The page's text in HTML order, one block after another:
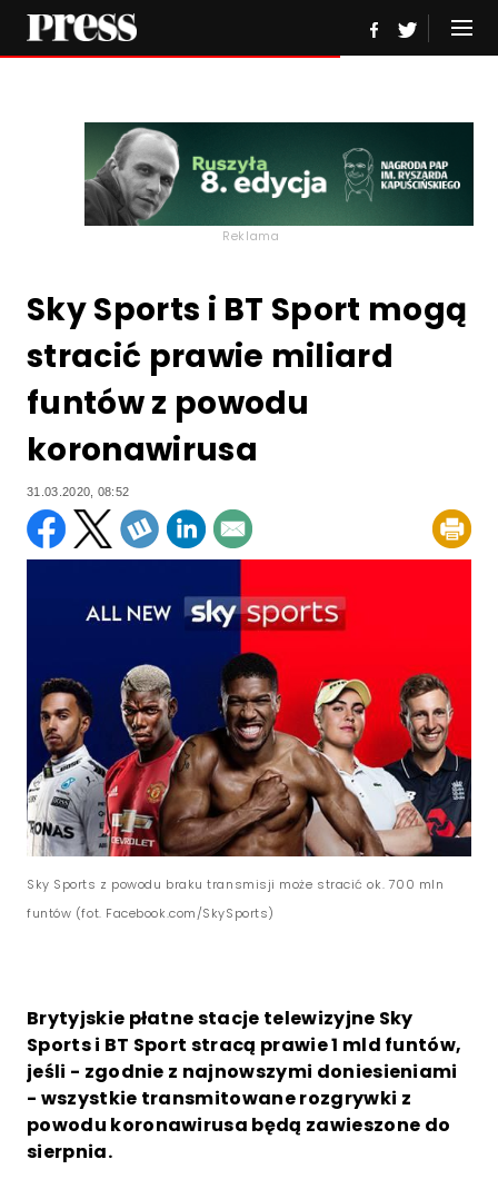
Reklama
Sky Sports i BT Sport mogą
stracić prawie miliard
funtów z powodu
koronawirusa
31.03.2020, 08:52
Sky Sports z powodu braku transmisji może stracić ok. 700 mln
funtów (fot. Facebook.com/SkySports)
Brytyjskie płatne stacje telewizyjne Sky
Sports i BT Sport stracą prawie 1 mld funtów,
jeśli - zgodnie z najnowszymi doniesieniami
- wszystkie transmitowane rozgrywki z
powodu koronawirusa będą zawieszone do
sierpnia.